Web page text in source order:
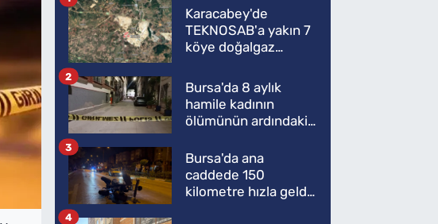
Karacabey'de
TEKNOSAB'a yakın 7
köye doğalgaz
Bursa'da 8 aylık
hamile kadının
ölümünün ardındaki
2
Bursa'da ana
caddede 150
kilometre hızla geldi,
3
4